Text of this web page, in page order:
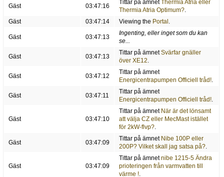
Gäst 03:47:16
Tittar på ämnetThermia Atria eller
Thermia Atria Optimum?.
Gäst
03:47:14 Viewing the Portal .
Gäst 03:47:13
Ingenting, eller inget som du kan
se...
Gäst 03:47:13
Tittar på ämnetSvärfar gnäller
över XE12.
Gäst 03:47:12
Tittar på ämnet
Energicentrapumpen Officiell tråd!.
Gäst 03:47:11
Tittar på ämnet
Energicentrapumpen Officiell tråd!.
Gäst 03:47:10
Tittar på ämnet När är det lönsamt
att välja CZ eller MecMast istället
för 2kW-flvp?.
Gäst 03:47:09
Tittar på ämnet Nibe 100P eller
200P? Vilket skall jag satsa på?.
Gäst 03:47:09
Tittar på ämnetnibe 1215-5 Ändra
prioteringen från varmvatten till
värme !.